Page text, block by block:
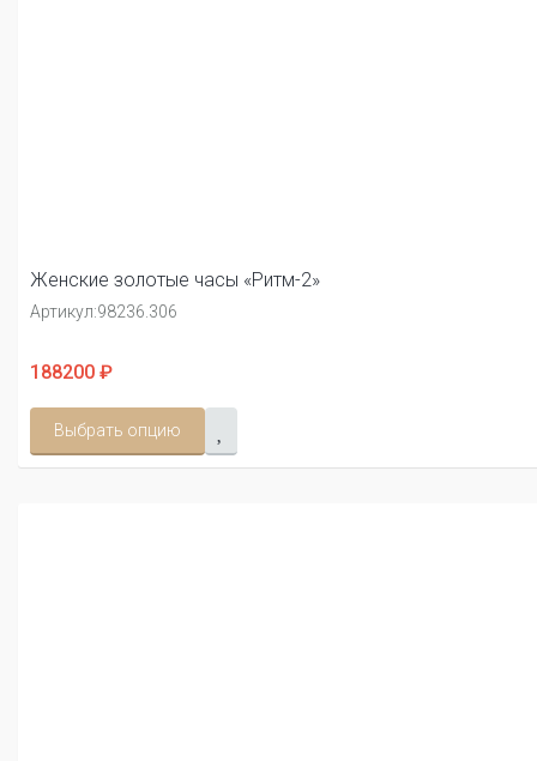
Женские золотые часы «Ритм-2»
Артикул:98236.306
188200 ₽
Выбрать опцию